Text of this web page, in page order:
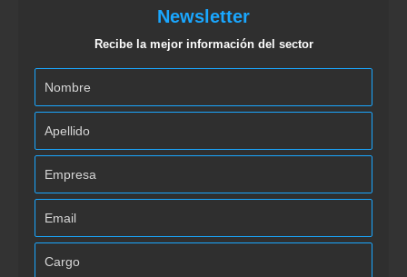
Newsletter
Recibe la mejor información del sector